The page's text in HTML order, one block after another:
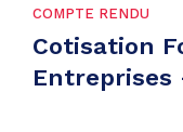
COMPTE RENDU
Cotisation
Entreprises